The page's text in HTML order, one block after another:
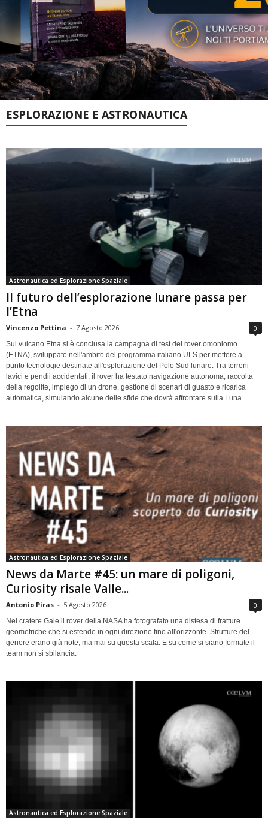
ESPLORAZIONE E ASTRONAUTICA
Astronautica ed Esplorazione Spaziale
Il futuro dell’esplorazione lunare passa per
l’Etna
Vincenzo Pettina - 7 Agosto 2026 0
Sul vulcano Etna si è conclusa la campagna di test del rover omoniomo
(ETNA), sviluppato nell'ambito del programma italiano ULS per mettere a
punto tecnologie destinate all'esplorazione del Polo Sud lunare. Tra terreni
lavici e pendii accidentati, il rover ha testato navigazione autonoma, raccolta
della regolite, impiego di un drone, gestione di scenari di guasto e ricarica
automatica, simulando alcune delle sfide che dovrà affrontare sulla Luna
Astronautica ed Esplorazione Spaziale
News da Marte #45: un mare di poligoni,
Curiosity risale Valle...
Antonio Piras - 5 Agosto 2026 0
Nel cratere Gale il rover della NASA ha fotografato una distesa di fratture
geometriche che si estende in ogni direzione fino all'orizzonte. Strutture del
genere erano già note, ma mai su questa scala. E su come si siano formate il
team non si sbilancia.
Astronautica ed Esplorazione Spaziale